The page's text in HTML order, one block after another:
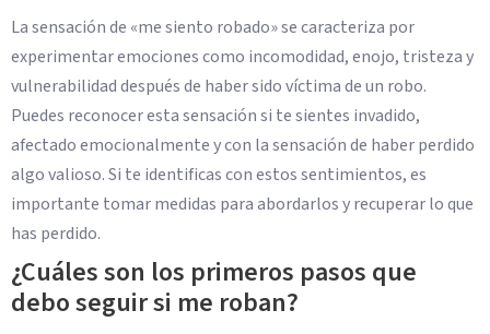
La sensación de «me siento robado» se caracteriza por
experimentar emociones como incomodidad, enojo, tristeza y
vulnerabilidad después de haber sido víctima de un robo.
Puedes reconocer esta sensación si te sientes invadido,
afectado emocionalmente y con la sensación de haber perdido
algo valioso. Si te identificas con estos sentimientos, es
importante tomar medidas para abordarlos y recuperar lo que
has perdido.
¿Cuáles son los primeros pasos que
debo seguir si me roban?